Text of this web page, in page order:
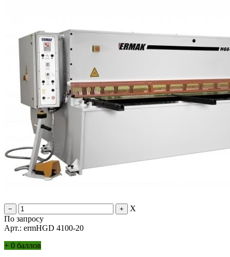
X
По запросу
Арт.: ermHGD 4100-20
+ 0 баллов